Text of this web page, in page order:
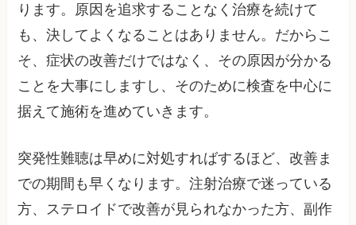
ります。原因を追求することなく治療を続けて
も、決してよくなることはありません。だからこ
そ、症状の改善だけではなく、その原因が分かる
ことを大事にしますし、そのために検査を中心に
据えて施術を進めていきます。
突発性難聴は早めに対処すればするほど、改善ま
での期間も早くなります。注射治療で迷っている
方、ステロイドで改善が見られなかった方、副作